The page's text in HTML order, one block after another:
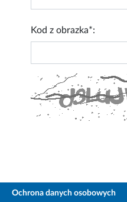
Kod z obrazka*:
Ochrona danych osobowych